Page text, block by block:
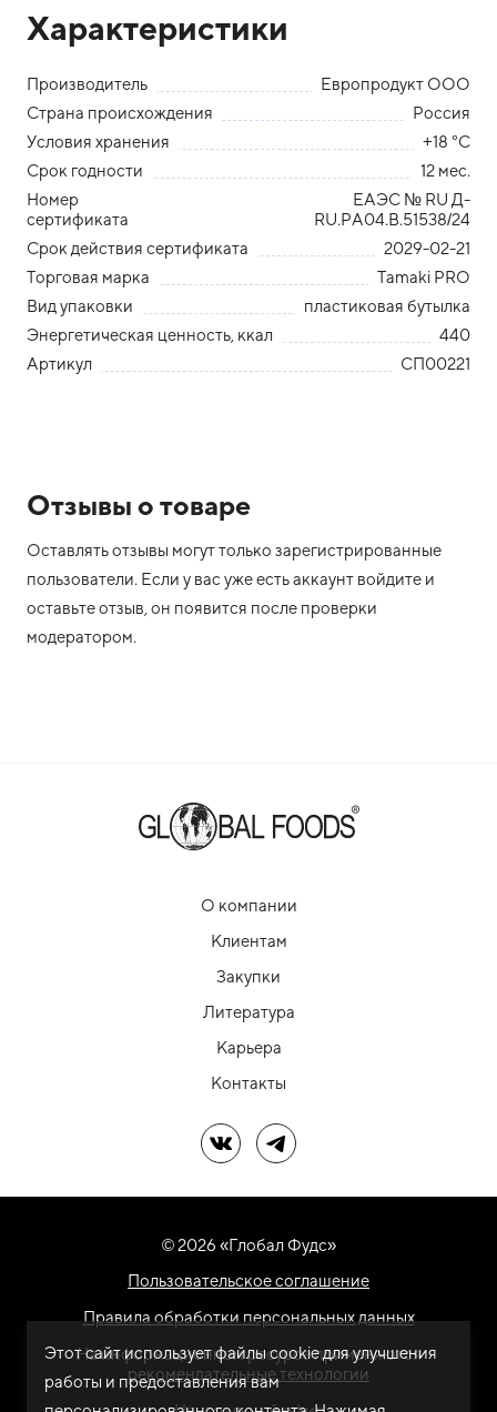
Характеристики
Производитель
Европродукт ООО
Страна происхождения
Россия
Условия хранения
+18 °С
Срок годности
12 мес.
Номер
сертификата
ЕАЭС № RU Д-
RU.РА04.В.51538/24
Срок действия сертификата
2029-02-21
Торговая марка
Tamaki PRO
Вид упаковки
пластиковая бутылка
Энергетическая ценность, ккал
440
Артикул
СП00221
Отзывы о товаре
Оставлять отзывы могут только зарегистрированные
пользователи. Если у вас уже есть аккаунт войдите и
оставьте отзыв, он появится после проверки
модератором.
О компании
Клиентам
Закупки
Литература
Карьера
Контакты
Мы в ВКМы в Telegram
© 2026 «Глобал Фудс»
Пользовательское соглашение
Правила обработки персональных данных
На информационном ресурсе применяются
рекомендательные технологии
Этот сайт использует файлы cookie для улучшения
работы и предоставления вам